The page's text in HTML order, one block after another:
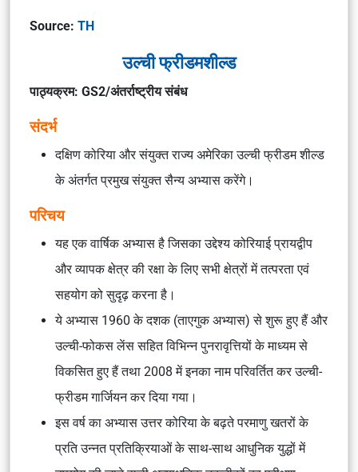
Source: TH
उल्ची फ्रीडमशील्ड
पाठ्यक्रम: GS2/अंतर्राष्ट्रीय संबंध
संदर्भ
दक्षिण कोरिया और संयुक्त राज्य अमेरिका उल्ची फ्रीडम शील्ड
के अंतर्गत प्रमुख संयुक्त सैन्य अभ्यास करेंगे।
परिचय
यह एक वार्षिक अभ्यास है जिसका उद्देश्य कोरियाई प्रायद्वीप
और व्यापक क्षेत्र की रक्षा के लिए सभी क्षेत्रों में तत्परता एवं
सहयोग को सुदृढ़ करना है।
ये अभ्यास 1960 के दशक (ताएगुक अभ्यास) से शुरू हुए हैं और
उल्ची-फोकस लेंस सहित विभिन्न पुनरावृत्तियों के माध्यम से
विकसित हुए हैं तथा 2008 में इनका नाम परिवर्तित कर उल्ची-
फ्रीडम गार्जियन कर दिया गया।
इस वर्ष का अभ्यास उत्तर कोरिया के बढ़ते परमाणु खतरों के
प्रति उन्नत प्रतिक्रियाओं के साथ-साथ आधुनिक युद्धों में